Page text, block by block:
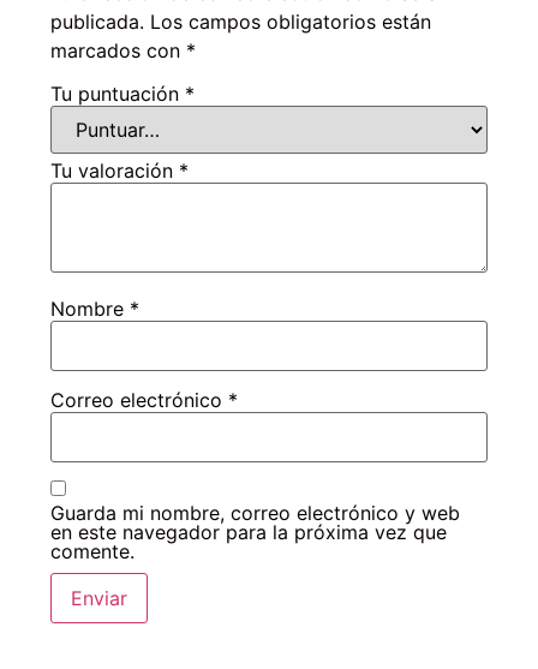
publicada. Los campos obligatorios están
marcados con *
Tu puntuación *
Tu valoración *
Nombre *
Correo electrónico *
Guarda mi nombre, correo electrónico y web
en este navegador para la próxima vez que
comente.